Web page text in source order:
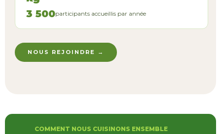
3 500participants accueillis par année
NOUS REJOINDRE →
COMMENT NOUS CUISINONS ENSEMBLE​